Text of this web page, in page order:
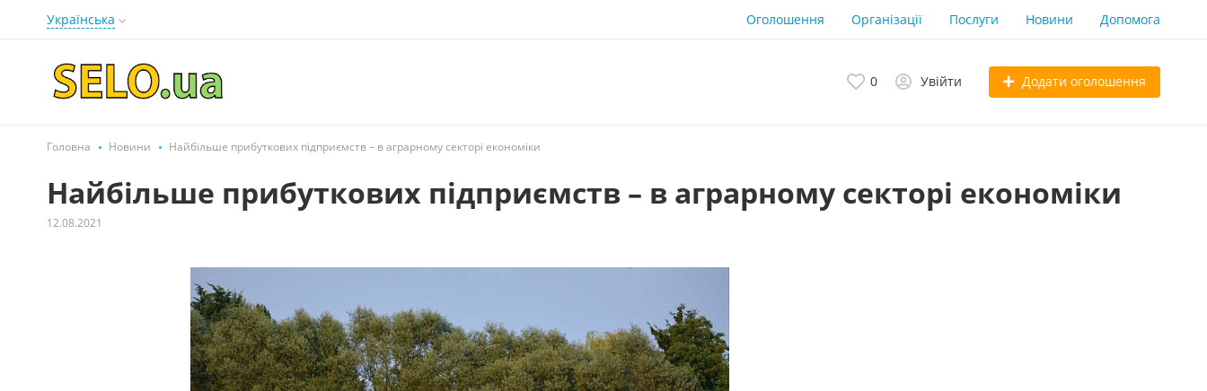
Українська Оголошення Організації Послуги Новини Допомога
0 Увійти Додати оголошення
Головна Новини Найбільше прибуткових підприємств – в аграрному секторі економіки
Найбільше прибуткових підприємств – в аграрному секторі економіки
12.08.2021